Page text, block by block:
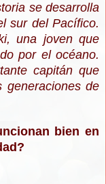
se desarrolla
sur del Pacífico.
una joven que
por el océano.
capitán que
generaciones de
bien en